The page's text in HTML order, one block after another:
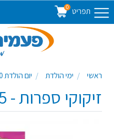
תפריט 0
ראשי ימי הולדת יום הולדת 60
זיקוקי ספרות - 5